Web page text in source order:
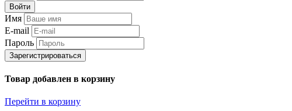
Войти
Имя
E-mail
Пароль
Зарегистрироваться
Товар добавлен в корзину
Перейти в корзину